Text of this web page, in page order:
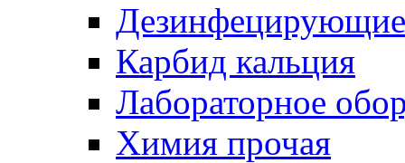
Дезинфецирующие
Карбид кальция
Лабораторное
Химия прочая